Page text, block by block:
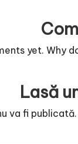
yet. Why
Lasă
va fi publicată.